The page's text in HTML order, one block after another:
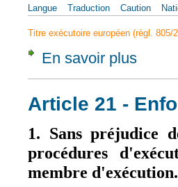
Langue
Traduction Caution
Titre exécutoire européen (règl. 805/
En savoir plus
Article 21 -
1. Sans préjudice
procédures
membre d'exécution.